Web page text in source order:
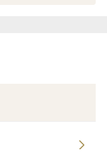
射能検査も実施
りいただけまし